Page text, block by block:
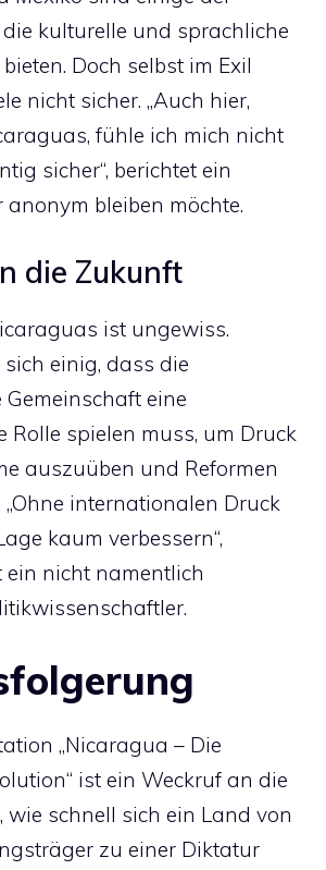
kulturelle und sprachliche
Doch selbst im Exil
nicht sicher. „Auch hier,
fühle ich mich nicht
sicher“, berichtet ein
anonym bleiben möchte.
die Zukunft
ist ungewiss.
einig, dass die
eine
Rolle spielen muss, um Druck
auszuüben und Reformen
internationalen Druck
kaum verbessern“,
nicht namentlich
„Nicaragua – Die
ist ein Weckruf an die
wie schnell sich ein Land von
zu einer Diktatur